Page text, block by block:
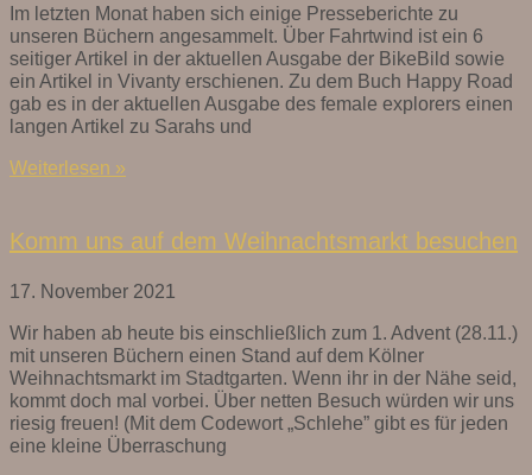
Im letzten Monat haben sich einige Presseberichte zu
unseren Büchern angesammelt. Über Fahrtwind ist ein 6
seitiger Artikel in der aktuellen Ausgabe der BikeBild sowie
ein Artikel in Vivanty erschienen. Zu dem Buch Happy Road
gab es in der aktuellen Ausgabe des female explorers einen
langen Artikel zu Sarahs und
Weiterlesen »
Komm uns auf dem Weihnachtsmarkt besuchen
17. November 2021
Wir haben ab heute bis einschließlich zum 1. Advent (28.11.)
mit unseren Büchern einen Stand auf dem Kölner
Weihnachtsmarkt im Stadtgarten. Wenn ihr in der Nähe seid,
kommt doch mal vorbei. Über netten Besuch würden wir uns
riesig freuen! (Mit dem Codewort „Schlehe” gibt es für jeden
eine kleine Überraschung